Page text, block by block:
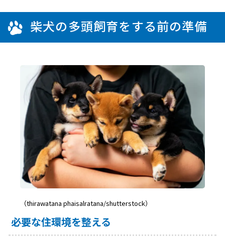
柴犬の多頭飼育をする前の準備
（thirawatana phaisalratana/shutterstock）
必要な住環境を整える